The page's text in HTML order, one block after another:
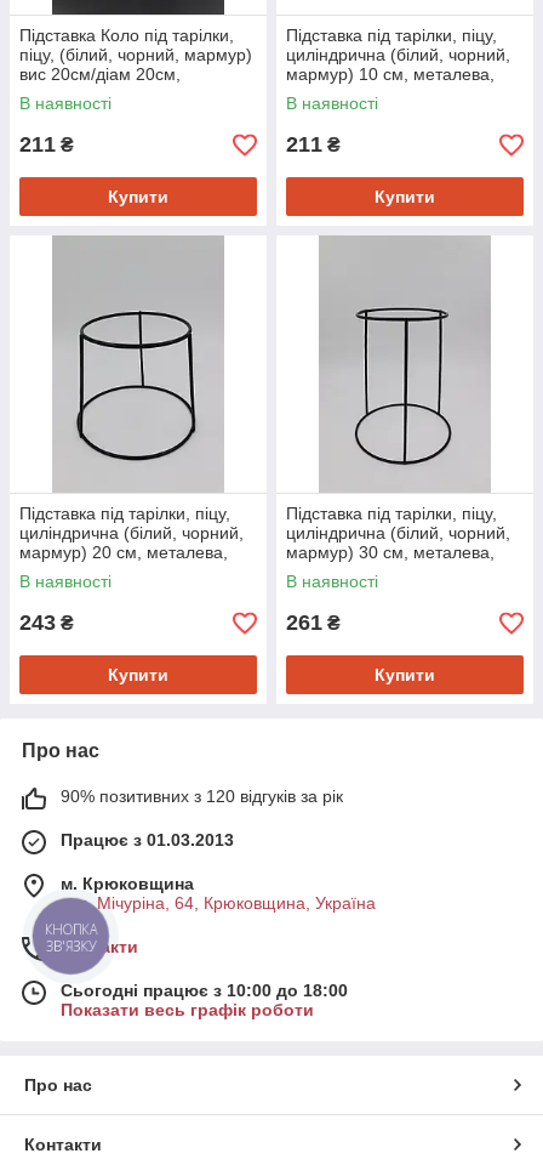
Підставка Коло під тарілки,
піцу, (білий, чорний, мармур)
вис 20см/діам 20см,
металева, для сервірування і
декору
В наявності
211 ₴
Купити
Підставка під тарілки, піцу,
циліндрична (білий, чорний,
мармур) 10 см, металева,
для сервірування і декору
В наявності
211 ₴
Купити
Підставка під тарілки, піцу,
циліндрична (білий, чорний,
мармур) 20 см, металева,
для сервірування і декору
В наявності
243 ₴
Купити
Підставка під тарілки, піцу,
циліндрична (білий, чорний,
мармур) 30 см, металева,
для сервірування і декору
В наявності
261 ₴
Купити
Про нас
90% позитивних з 120 відгуків за рік
Працює з 01.03.2013
м. Крюковщина
вул .Мічуріна, 64, Крюковщина, Україна
Контакти
Сьогодні працює з 10:00 до 18:00
Показати весь графік роботи
Про нас
Контакти
КНОПКА
ЗВ'ЯЗКУ